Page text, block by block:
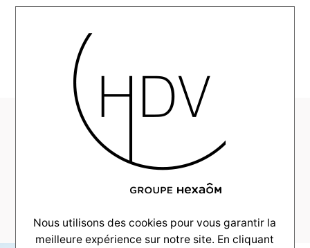
HDV-Couleur-Villas-
Realisation-
Andernos-maison-
135m2–_0021_-27
Nous utilisons des cookies pour vous garantir la
meilleure expérience sur notre site. En cliquant